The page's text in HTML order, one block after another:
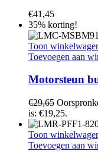
€41,45
35% korting!
Toon
Toevoegen aan
Motorsteun
€29,65
is: €19,25.
Toon
Toevoegen aan